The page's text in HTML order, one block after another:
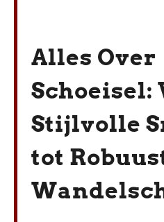
Alles Over
Schoeisel:
Stijlvolle
tot